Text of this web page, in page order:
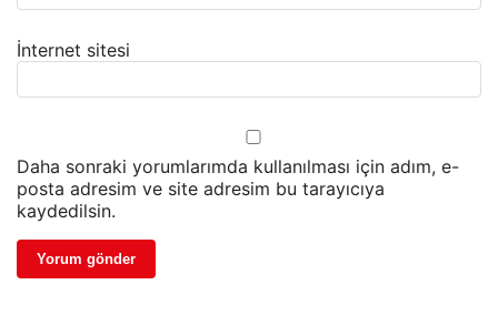
İnternet sitesi
Daha sonraki yorumlarımda kullanılması için adım, e-
posta adresim ve site adresim bu tarayıcıya
kaydedilsin.